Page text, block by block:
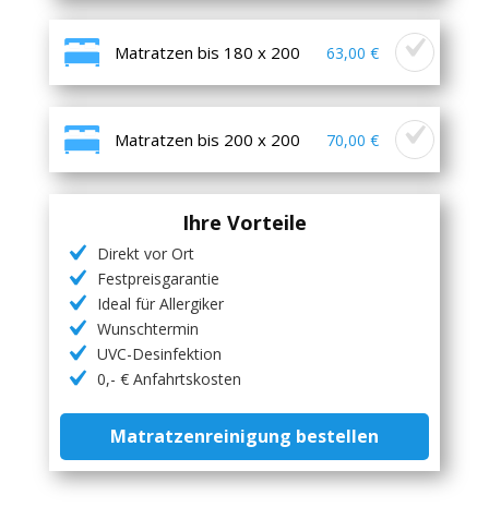
Matratzen bis 180 x 200 63,00 €
Matratzen bis 200 x 200 70,00 €
Ihre Vorteile
Direkt vor Ort
Festpreisgarantie
Ideal für Allergiker
Wunschtermin
UVC-Desinfektion
0,- € Anfahrtskosten
Matratzenreinigung bestellen